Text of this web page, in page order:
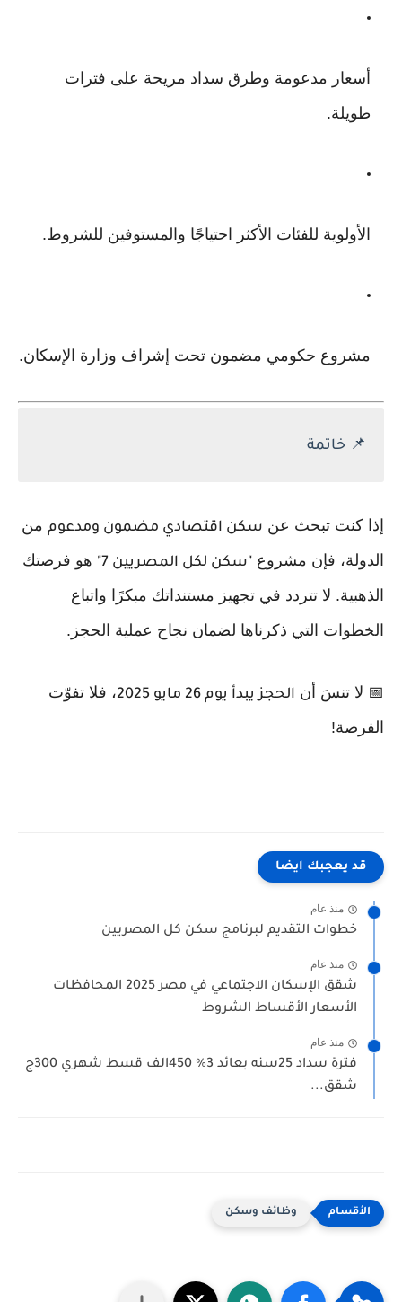
أسعار مدعومة وطرق سداد مريحة على فترات
طويلة.
الأولوية للفئات الأكثر احتياجًا والمستوفين للشروط.
مشروع حكومي مضمون تحت إشراف وزارة الإسكان.
📌 خاتمة
إذا كنت تبحث عن سكن اقتصادي مضمون ومدعوم من
الدولة، فإن مشروع "سكن لكل المصريين 7"
هو فرصتك
الذهبية. لا تتردد في تجهيز مستنداتك مبكرًا واتباع
الخطوات التي ذكرناها لضمان نجاح عملية الحجز.
📅 لا تنسَ أن الحجز يبدأ يوم 26 مايو 2025
، فلا تفوّت
الفرصة!
قد يعجبك ايضا
منذ عام
خطوات التقديم لبرنامج سكن كل المصريين
منذ عام
شقق الإسكان الاجتماعي في مصر 2025 المحافظات
الأسعار الأقساط الشروط
منذ عام
فترة سداد 25سنه بعائد 3% 450الف قسط شهري 300ج
شقق...
وظائف وسكن